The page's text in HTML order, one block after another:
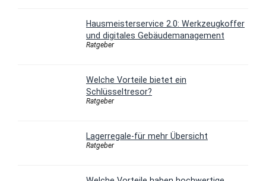
Hausmeisterservice 2.0: Werkzeugkoffer
und digitales Gebäudemanagement
Ratgeber
Welche Vorteile bietet ein
Schlüsseltresor?
Ratgeber
Lagerregale-für mehr Übersicht
Ratgeber